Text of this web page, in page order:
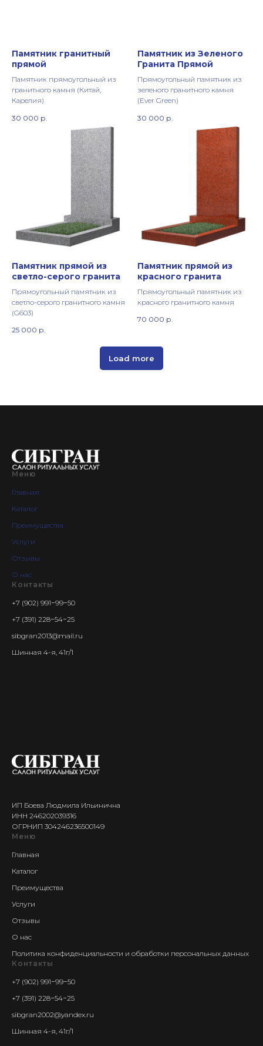
Памятник гранитный
прямой
Памятник прямоугольный из
гранитного камня (Китай,
Карелия)
30 000 р.
Памятник из Зеленого
Гранита Прямой
Прямоугольный памятник из
зеленого гранитного камня
(Ever Green)
30 000 р.
Памятник прямой из
светло-серого гранита
Прямоугольный памятник из
светло-серого гранитного камня
(G603)
25 000 р.
Памятник прямой из
красного гранита
Прямоугольный памятник из
красного гранитного камня
70 000 р.
Load more
Меню
Главная
Каталог
Преимущества
Услуги
Отзывы
О нас
Контакты
+7 (902) 991−99−50
+7 (391) 228−54−25
sibgran2013@mail.ru
Шинная 4-я, 41г/1
ИП Боева Людмила Ильинична
ИНН 246202039316
ОГРНИП 304246236500149
Меню
Главная
Каталог
Преимущества
Услуги
Отзывы
О нас
Политика конфиденциальности и обработки персональных данных
Контакты
+7 (902) 991−99−50
+7 (391) 228−54−25
sibgran2002@yandex.ru
Шинная 4-я, 41г/1